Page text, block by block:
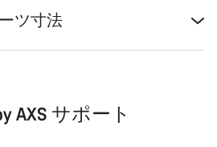
ツ寸法
AXS サポート